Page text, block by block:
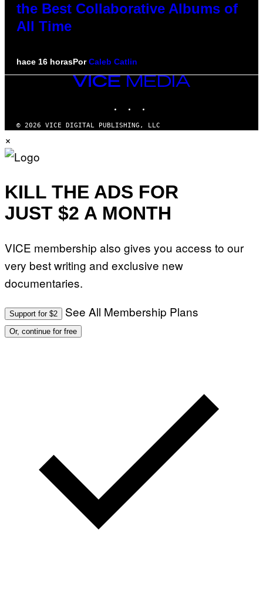
the Best Collaborative Albums of
All Time
hace 16 horasPorCaleb Catlin
VICE
© 2026 VICE DIGITAL PUBLISHING, LLC
×
KILL THE ADS FOR
JUST $2 A MONTH
VICE membership also gives you access to our
very best writing and exclusive new
documentaries.
Support for $2 See All Membership Plans
Or, continue for free